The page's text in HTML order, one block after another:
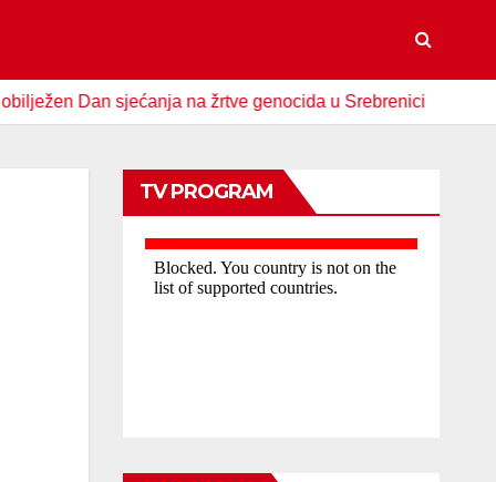
sjećanja na žrtve genocida u Srebrenici Spomen-
TV PROGRAM